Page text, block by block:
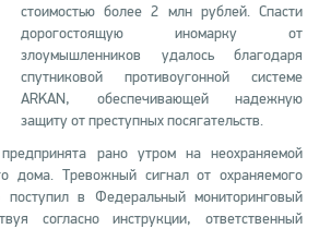
стоимостью более 2 млн рублей. Спасти
дорогостоящую иномарку от
злоумышленников удалось благодаря
спутниковой противоугонной системе
ARKAN, обеспечивающей надежную
защиту от преступных посягательств.
рано утром на неохраняемой
дома. Тревожный сигнал от охраняемого
поступил в Федеральный мониторинговый
согласно инструкции, ответственный